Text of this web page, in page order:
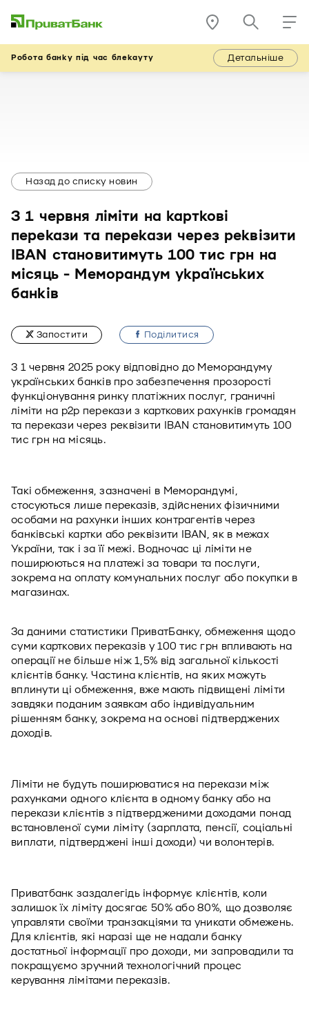
Робота банку під час блекауту Детальніше
Назад до списку новин
З 1 червня ліміти на карткові
перекази та перекази через реквізити
IBAN становитимуть 100 тис грн на
місяць - Меморандум українських
банків
Запостити Подiлитися
З 1 червня 2025 року відповідно до Меморандуму
українських банків про забезпечення прозорості
функціонування ринку платіжних послуг, граничні
ліміти на р2р перекази з карткових рахунків громадян
та перекази через реквізити IBAN становитимуть 100
тис грн на місяць.
Такі обмеження, зазначені в Меморандумі,
стосуються лише переказів, здійснених фізичними
особами на рахунки інших контрагентів через
банківські картки або реквізити IBAN, як в межах
України, так і за її межі. Водночас ці ліміти не
поширюються на платежі за товари та послуги,
зокрема на оплату комунальних послуг або покупки в
магазинах.
За даними статистики ПриватБанку, обмеження щодо
суми карткових переказів у 100 тис грн впливають на
операції не більше ніж 1,5% від загальної кількості
клієнтів банку. Частина клієнтів, на яких можуть
вплинути ці обмеження, вже мають підвищені ліміти
завдяки поданим заявкам або індивідуальним
рішенням банку, зокрема на основі підтверджених
доходів.
Ліміти не будуть поширюватися на перекази між
рахунками одного клієнта в одному банку або на
перекази клієнтів з підтвердженими доходами понад
встановленої суми ліміту (зарплата, пенсії, соціальні
виплати, підтверджені інші доходи) чи волонтерів.
Приватбанк заздалегідь інформує клієнтів, коли
залишок їх ліміту досягає 50% або 80%, що дозволяє
управляти своїми транзакціями та уникати обмежень.
Для клієнтів, які наразі ще не надали банку
достатньої інформації про доходи, ми запровадили та
покращуємо зручний технологічний процес
керування лімітами переказів.